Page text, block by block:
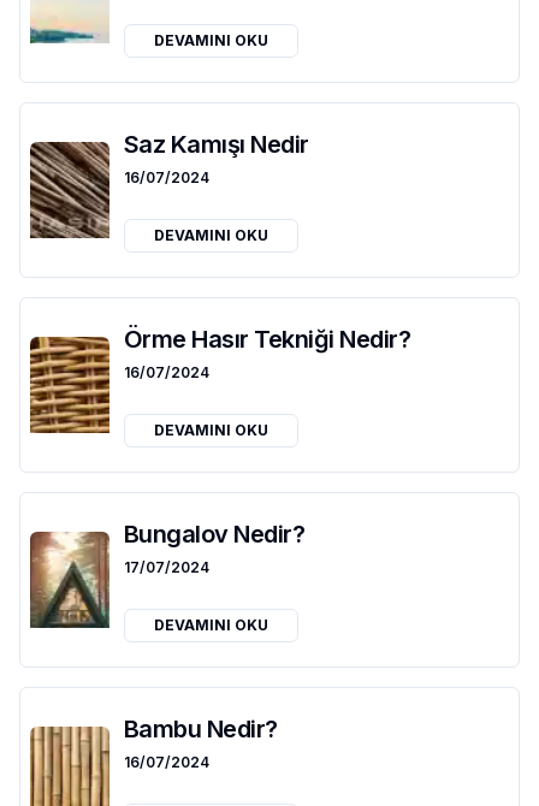
DEVAMINI OKU
Saz Kamışı Nedir
16/07/2024
DEVAMINI OKU
Örme Hasır Tekniği Nedir?
16/07/2024
DEVAMINI OKU
Bungalov Nedir?
17/07/2024
DEVAMINI OKU
Bambu Nedir?
16/07/2024